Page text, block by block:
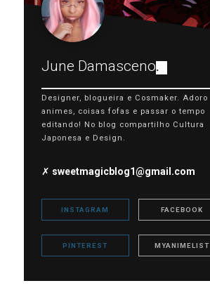
June Damasceno.
Designer, blogueira e Cosmaker. Adoro
animes, coisas fofas e passar o tempo
editando! No blog compartilho Cultura
Japonesa e Design.
✗ sweetmagicblog1@gmail.com
INSTAGRAM FACEBOOK
PINTEREST MYANIMELIST